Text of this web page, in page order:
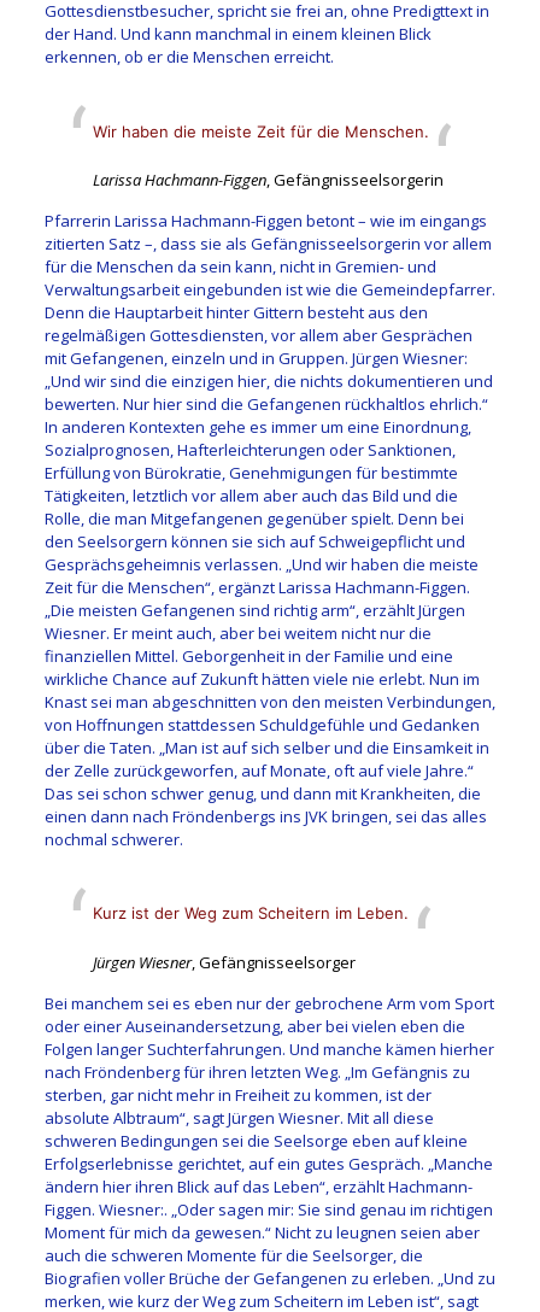
Gottesdienstbesucher, spricht sie frei an, ohne Predigttext in
der Hand. Und kann manchmal in einem kleinen Blick
erkennen, ob er die Menschen erreicht.
Wir haben die meiste Zeit für die Menschen.
Larissa Hachmann-Figgen, Gefängnisseelsorgerin
Pfarrerin Larissa Hachmann-Figgen betont – wie im eingangs
zitierten Satz –, dass sie als Gefängnisseelsorgerin vor allem
für die Menschen da sein kann, nicht in Gremien- und
Verwaltungsarbeit eingebunden ist wie die Gemeindepfarrer.
Denn die Hauptarbeit hinter Gittern besteht aus den
regelmäßigen Gottesdiensten, vor allem aber Gesprächen
mit Gefangenen, einzeln und in Gruppen. Jürgen Wiesner:
„Und wir sind die einzigen hier, die nichts dokumentieren und
bewerten. Nur hier sind die Gefangenen rückhaltlos ehrlich.“
In anderen Kontexten gehe es immer um eine Einordnung,
Sozialprognosen, Hafterleichterungen oder Sanktionen,
Erfüllung von Bürokratie, Genehmigungen für bestimmte
Tätigkeiten, letztlich vor allem aber auch das Bild und die
Rolle, die man Mitgefangenen gegenüber spielt. Denn bei
den Seelsorgern können sie sich auf Schweigepflicht und
Gesprächsgeheimnis verlassen. „Und wir haben die meiste
Zeit für die Menschen“, ergänzt Larissa Hachmann-Figgen.
„Die meisten Gefangenen sind richtig arm“, erzählt Jürgen
Wiesner. Er meint auch, aber bei weitem nicht nur die
finanziellen Mittel. Geborgenheit in der Familie und eine
wirkliche Chance auf Zukunft hätten viele nie erlebt. Nun im
Knast sei man abgeschnitten von den meisten Verbindungen,
von Hoffnungen stattdessen Schuldgefühle und Gedanken
über die Taten. „Man ist auf sich selber und die Einsamkeit in
der Zelle zurückgeworfen, auf Monate, oft auf viele Jahre.“
Das sei schon schwer genug, und dann mit Krankheiten, die
einen dann nach Fröndenbergs ins JVK bringen, sei das alles
nochmal schwerer.
Kurz ist der Weg zum Scheitern im Leben.
Jürgen Wiesner, Gefängnisseelsorger
Bei manchem sei es eben nur der gebrochene Arm vom Sport
oder einer Auseinandersetzung, aber bei vielen eben die
Folgen langer Suchterfahrungen. Und manche kämen hierher
nach Fröndenberg für ihren letzten Weg. „Im Gefängnis zu
sterben, gar nicht mehr in Freiheit zu kommen, ist der
absolute Albtraum“, sagt Jürgen Wiesner. Mit all diese
schweren Bedingungen sei die Seelsorge eben auf kleine
Erfolgserlebnisse gerichtet, auf ein gutes Gespräch. „Manche
ändern hier ihren Blick auf das Leben“, erzählt Hachmann-
Figgen. Wiesner:. „Oder sagen mir: Sie sind genau im richtigen
Moment für mich da gewesen.“ Nicht zu leugnen seien aber
auch die schweren Momente für die Seelsorger, die
Biografien voller Brüche der Gefangenen zu erleben. „Und zu
merken, wie kurz der Weg zum Scheitern im Leben ist“, sagt